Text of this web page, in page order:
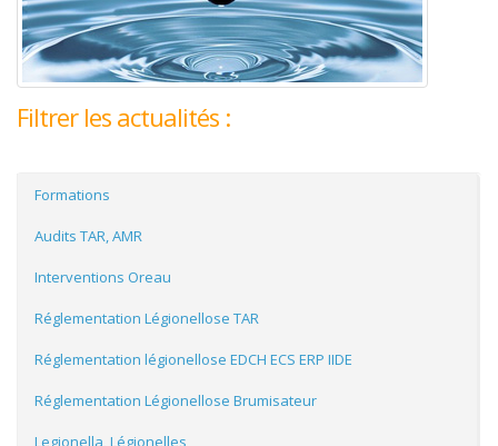
Filtrer les actualités :
Formations
Audits TAR, AMR
Interventions Oreau
Réglementation Légionellose TAR
Réglementation légionellose EDCH ECS ERP IIDE
Réglementation Légionellose Brumisateur
Legionella, Légionelles